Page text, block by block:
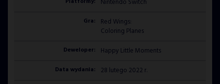
Nintendo Switch
Red Wings:
Coloring Planes
Happy Little Moments
28 lutego 2022 r.